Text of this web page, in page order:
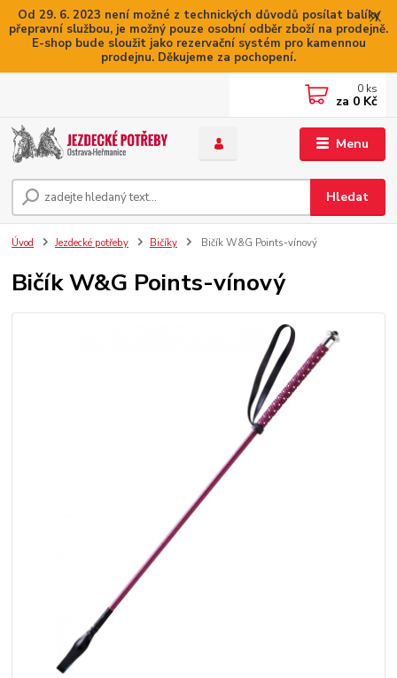
Od 29. 6. 2023 není možné z technických důvodů posílat balíky
přepravní službou, je možný pouze osobní odběr zboží na prodejně.
E-shop bude sloužit jako rezervační systém pro kamennou
prodejnu. Děkujeme za pochopení.
Menu
Hledat
0 ks
za 0 Kč
Úvod Jezdecké potřeby Bičíky Bičík W&G Points-vínový
Bičík W&G Points-vínový